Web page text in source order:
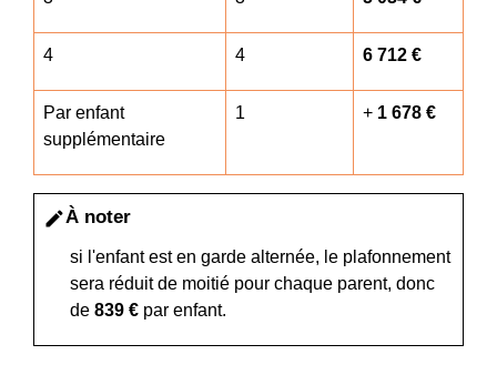
4 4 6 712 €
Par enfant
supplémentaire
1 + 1 678 €
editÀ noter
si l'enfant est en garde alternée, le plafonnement
sera réduit de moitié pour chaque parent, donc
de 839 € par enfant.